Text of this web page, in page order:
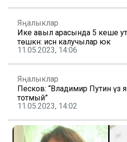
Яңалыклар
Ике авыл арасында 5 кеше
төшкән: исән калучылар юк
11.05.2023, 14:06
Яңалыклар
Песков: “Владимир Путин үз
тотмый”
11.05.2023, 14:02